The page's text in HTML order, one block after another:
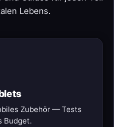
Lebens.
Zubehör — Tests
Budget.